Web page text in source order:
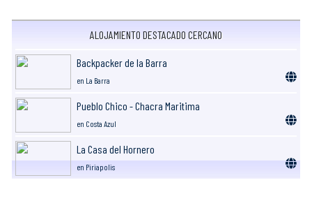
ALOJAMIENTO DESTACADO CERCANO
Backpacker de la Barra
en La Barra
Pueblo Chico - Chacra Maritima
en Costa Azul
La Casa del Hornero
en Piriapolis